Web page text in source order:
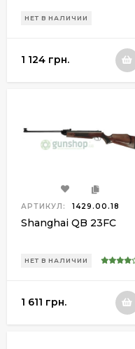
НЕТ В НАЛИЧИИ
1 124 грн.
АРТИКУЛ: 1429.00.18
Shanghai QB 23FC
НЕТ В НАЛИЧИИ
1 611 грн.